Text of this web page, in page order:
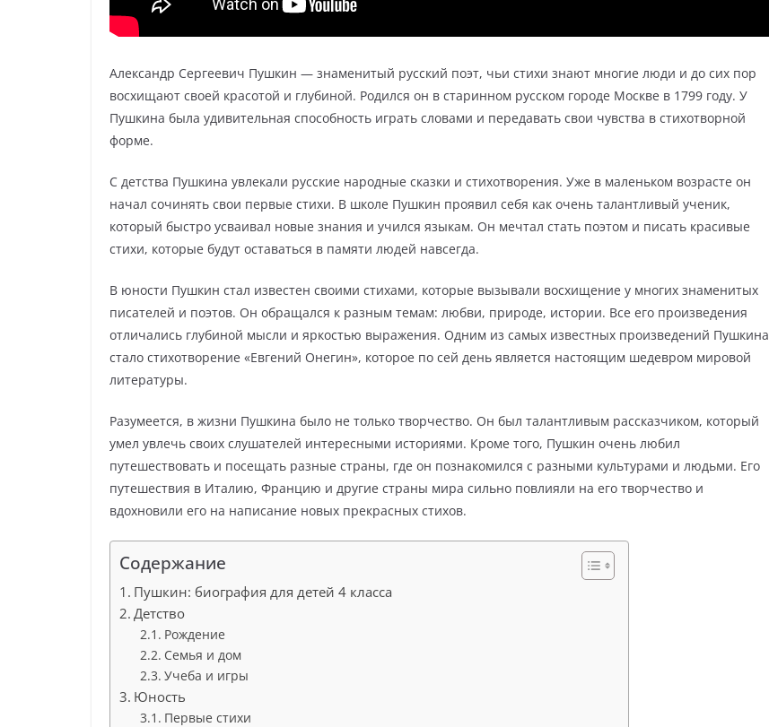
Александр Сергеевич Пушкин — знаменитый русский поэт, чьи стихи знают многие люди и до сих пор
восхищают своей красотой и глубиной. Родился он в старинном русском городе Москве в 1799 году. У
Пушкина была удивительная способность играть словами и передавать свои чувства в стихотворной
форме.
С детства Пушкина увлекали русские народные сказки и стихотворения. Уже в маленьком возрасте он
начал сочинять свои первые стихи. В школе Пушкин проявил себя как очень талантливый ученик,
который быстро усваивал новые знания и учился языкам. Он мечтал стать поэтом и писать красивые
стихи, которые будут оставаться в памяти людей навсегда.
В юности Пушкин стал известен своими стихами, которые вызывали восхищение у многих знаменитых
писателей и поэтов. Он обращался к разным темам: любви, природе, истории. Все его произведения
отличались глубиной мысли и яркостью выражения. Одним из самых известных произведений Пушкина
стало стихотворение «Евгений Онегин», которое по сей день является настоящим шедевром мировой
литературы.
Разумеется, в жизни Пушкина было не только творчество. Он был талантливым рассказчиком, который
умел увлечь своих слушателей интересными историями. Кроме того, Пушкин очень любил
путешествовать и посещать разные страны, где он познакомился с разными культурами и людьми. Его
путешествия в Италию, Францию и другие страны мира сильно повлияли на его творчество и
вдохновили его на написание новых прекрасных стихов.
Содержание
Пушкин: биография для детей 4 класса
Детство
Рождение
Семья и дом
Учеба и игры
Юность
Первые стихи